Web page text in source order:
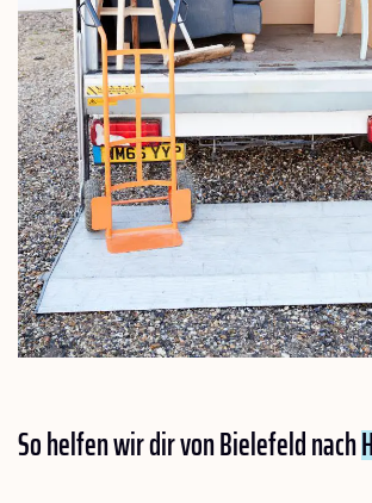
So helfen wir dir von Bielefeld nach